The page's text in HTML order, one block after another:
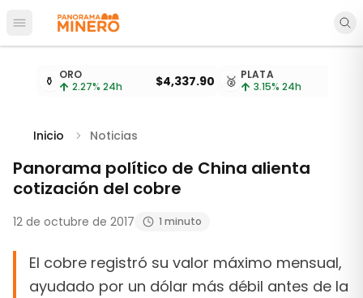
Abrir menú principal
Cotizaciones de metales actualizadas cada 15
⚱️ ORO
2.27% 24h $4,337.90 🥈 PLATA
3.15% 24h
Inicio Noticias
Panorama político de China alienta
cotización del cobre
12 de octubre de 2017 1 minuto
El cobre registró su valor máximo mensual,
ayudado por un dólar más débil antes de la